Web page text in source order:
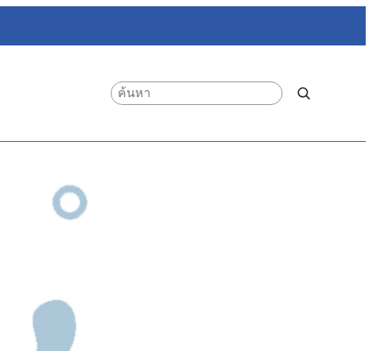
Search